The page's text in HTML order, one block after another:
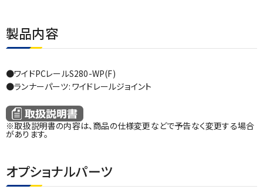
製品内容
●ワイドPCレールS280-WP(F)
●ランナーパーツ: ワイドレールジョイント
※取扱説明書の内容は、商品の仕様変更などで予告なく変更する場合
があります。
オプショナルパーツ